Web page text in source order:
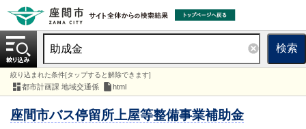
検索
絞り込まれた条件[タップすると解除できます]
都市計画課 地域交通係 html
座間市バス停留所上屋等整備事業補助金